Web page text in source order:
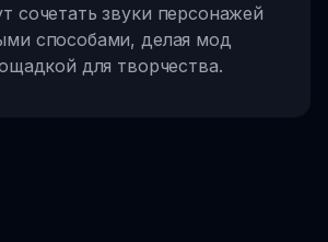
сочетать звуки персонажей
способами, делая мод
для творчества.